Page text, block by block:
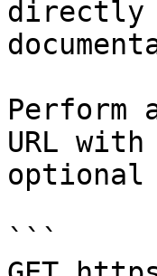
directly
Perform
URL
optional
```